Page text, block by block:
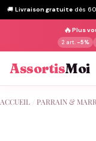
🚚 Livraison gratuite dès
🔥Plus
2 art. -5%
AssortisMoi
au
ACCUEIL PARRAIN &